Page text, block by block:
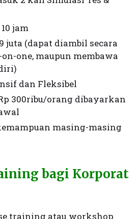
jam
juta (dapat diambil secara
one, maupun membawa
dan Fleksibel
300ribu/orang dibayarkan
masing-masing
bagi Korporat
training atau workshop